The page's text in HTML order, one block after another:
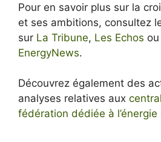
Pour en savoir plus sur la
et ses ambitions, consultez
sur La Tribune, Les Echos
EnergyNews.
Découvrez également des
analyses relatives aux
fédération dédiée à l’énergie